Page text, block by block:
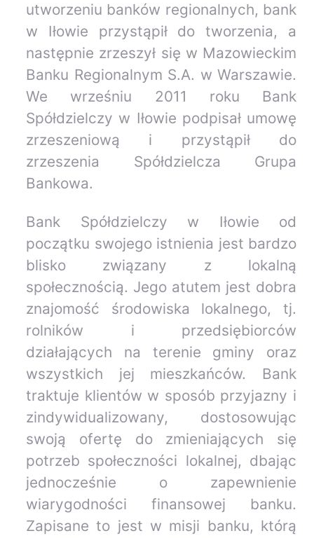
utworzeniu banków regionalnych, bank
w Iłowie przystąpił do tworzenia, a
następnie zrzeszył się w Mazowieckim
Banku Regionalnym S.A. w Warszawie.
We wrześniu 2011 roku Bank
Spółdzielczy w Iłowie podpisał umowę
zrzeszeniową i przystąpił do
zrzeszenia Spółdzielcza Grupa
Bankowa.
Bank Spółdzielczy w Iłowie od
początku swojego istnienia jest bardzo
blisko związany z lokalną
społecznością. Jego atutem jest dobra
znajomość środowiska lokalnego, tj.
rolników i przedsiębiorców
działających na terenie gminy oraz
wszystkich jej mieszkańców. Bank
traktuje klientów w sposób przyjazny i
zindywidualizowany, dostosowując
swoją ofertę do zmieniających się
potrzeb społeczności lokalnej, dbając
jednocześnie o zapewnienie
wiarygodności finansowej banku.
Zapisane to jest w misji banku, którą